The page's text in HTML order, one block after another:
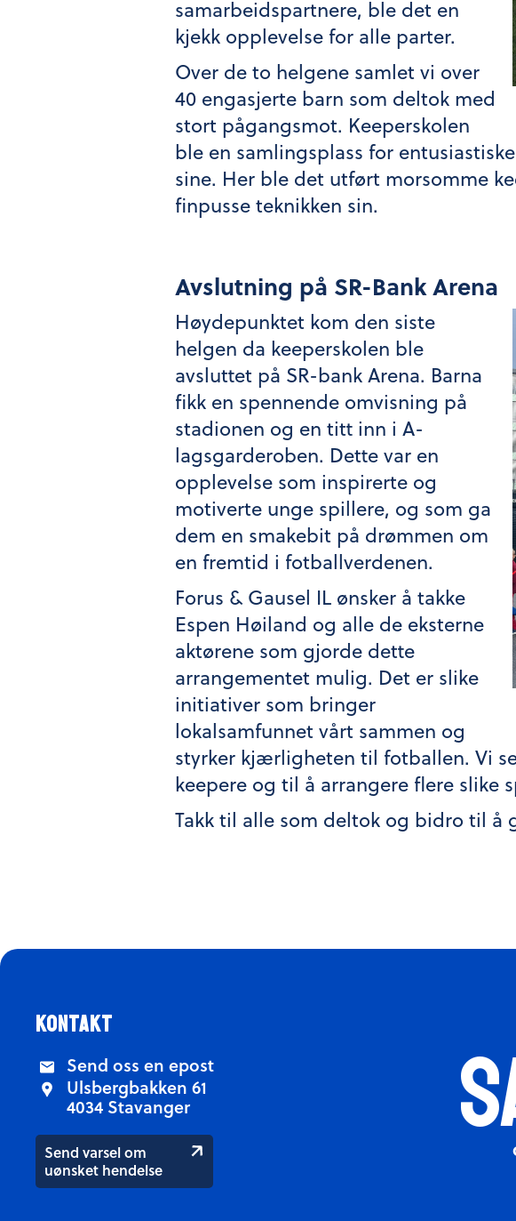
samarbeidspartnere, ble det en
kjekk opplevelse for alle parter.
Over de to helgene samlet vi over
40 engasjerte barn som deltok med
stort pågangsmot. Keeperskolen
ble en samlingsplass for
sine. Her ble det utført morsomme
finpusse teknikken sin.
Avslutning på SR-Bank Arena
Høydepunktet kom den siste
helgen da keeperskolen ble
avsluttet på SR-bank Arena. Barna
fikk en spennende omvisning på
stadionen og en titt inn i A-
lagsgarderoben. Dette var en
opplevelse som inspirerte og
motiverte unge spillere, og som ga
dem en smakebit på drømmen om
en fremtid i fotballverdenen.
Forus & Gausel IL ønsker å takke
Espen Høiland og alle de eksterne
aktørene som gjorde dette
arrangementet mulig. Det er slike
initiativer som bringer
lokalsamfunnet vårt sammen og
styrker kjærligheten til fotballen. Vi
keepere og til å arrangere flere slike
Takk til alle som deltok og bidro til å
kontakt
Send oss en epost
Ulsbergbakken 61
4034 Stavanger
Send varsel om
uønsket hendelse